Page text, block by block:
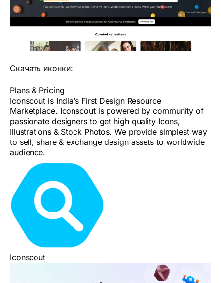
Скачать иконки:
Plans & Pricing
Iconscout is India’s First Design Resource
Marketplace. Iconscout is powered by community of
passionate designers to get high quality Icons,
Illustrations & Stock Photos. We provide simplest way
to sell, share & exchange design assets to worldwide
audience.
Iconscout